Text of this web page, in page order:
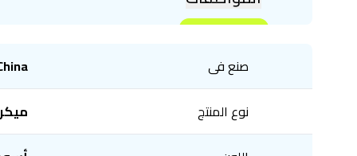
صنع فى
نوع المنتج